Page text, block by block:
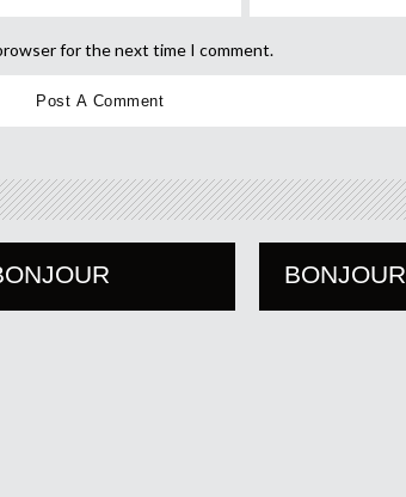
for the next time I comment.
BONJOUR